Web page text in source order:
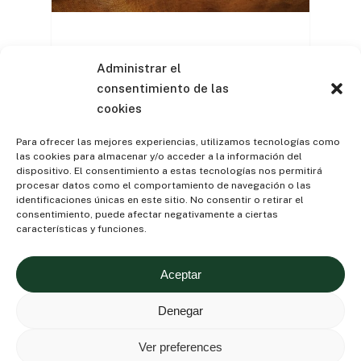
Administrar el
consentimiento de las
cookies
Para ofrecer las mejores experiencias, utilizamos tecnologías como
las cookies para almacenar y/o acceder a la información del
dispositivo. El consentimiento a estas tecnologías nos permitirá
procesar datos como el comportamiento de navegación o las
identificaciones únicas en este sitio. No consentir o retirar el
consentimiento, puede afectar negativamente a ciertas
características y funciones.
Aceptar
Denegar
Ver preferences
Precios, la
venganza del
campo
«La sociedad urbana limita
la producción agraria y a la
vez protesta por el
consiguiente…